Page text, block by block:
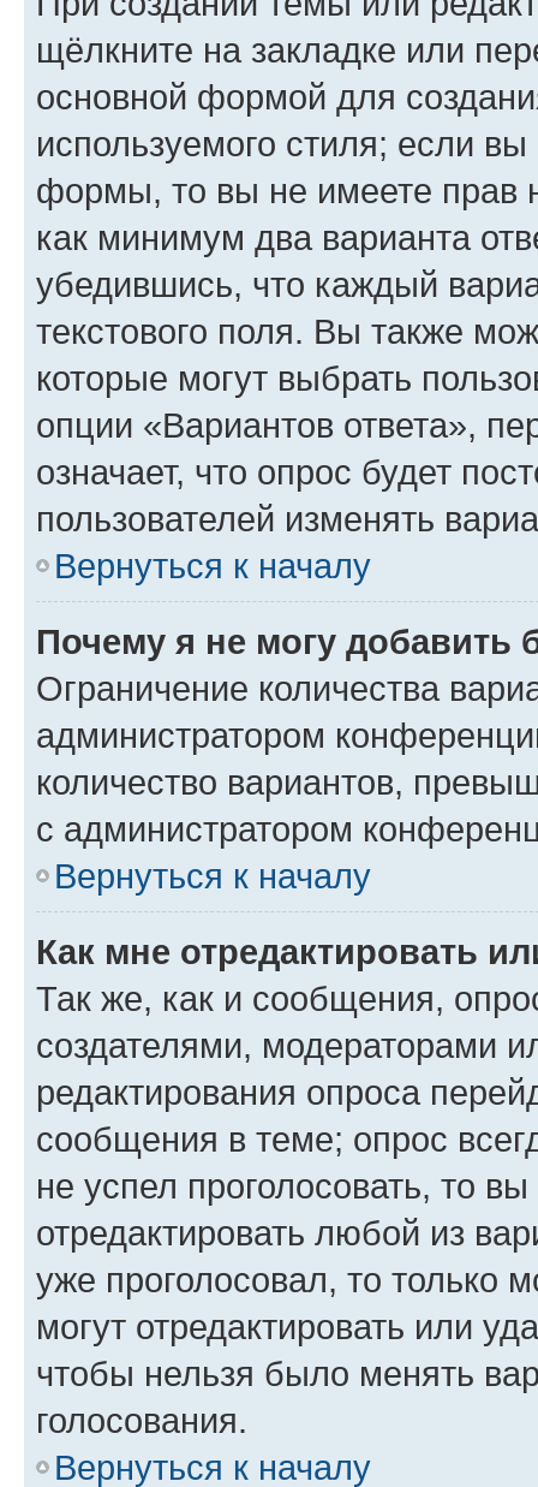
щёлкните на закладке или
основной формой для
используемого стиля; если
формы, то вы не имеете прав
как минимум два варианта
убедившись, что каждый
текстового поля. Вы также
которые могут выбрать
опции «Вариантов ответа»,
означает, что опрос будет
пользователей изменять
Вернуться к началу
Почему я не могу добавить
Ограничение количества
администратором
количество вариантов,
с администратором
Вернуться к началу
Как мне отредактировать
Так же, как и сообщения,
создателями, модераторами
редактирования опроса
сообщения в теме; опрос
не успел проголосовать, то
отредактировать любой из
уже проголосовал, то только
могут отредактировать или
чтобы нельзя было менять
голосования.
Вернуться к началу